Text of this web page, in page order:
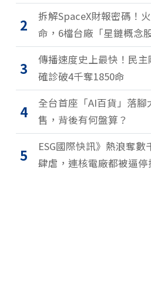
2
拆解SpaceX財報密碼！
命，6檔台廠「星鏈概念
3
傳播速度史上最快！民主
確診破4千奪1850命
4
全台首座「AI百貨」落
售，背後有何盤算？
5
ESG國際快訊》熱浪奪數
肆虐，連核電廠都被逼停